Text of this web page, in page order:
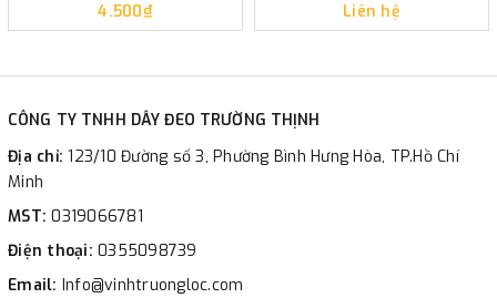
4.500₫ Liên hệ
CÔNG TY TNHH DÂY ĐEO TRƯỜNG THỊNH
Địa chỉ:123/10 Đường số 3, Phường Bình Hưng Hòa, TP.Hồ Chí
Minh
MST:0319066781
Điện thoại: 0355098739
Email: Info@vinhtruongloc.com